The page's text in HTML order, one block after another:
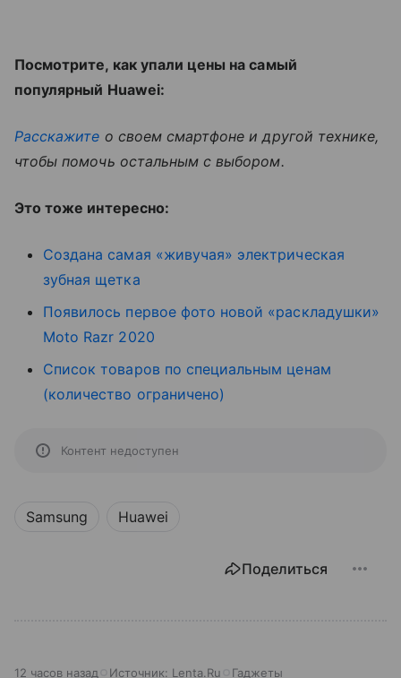
Посмотрите, как упали цены на самый
популярный Huawei:
Расскажите о своем смартфоне и другой технике,
чтобы помочь остальным с выбором.
Это тоже интересно:
Создана самая «живучая» электрическая
зубная щетка
Появилось первое фото новой «раскладушки»
Moto Razr 2020
Список товаров по специальным ценам
(количество ограничено)
Контент недоступен
Samsung Huawei
Поделиться
12 часов назад Источник: Lenta.Ru Гаджеты